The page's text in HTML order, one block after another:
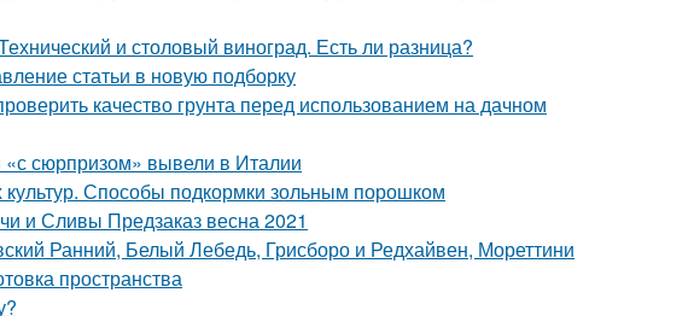
и столовый виноград. Есть ли разница?
статьи в новую подборку
качество грунта перед использованием на дачном
сюрпризом» вывели в Италии
Способы подкормки зольным порошком
и Сливы Предзаказ весна 2021
Ранний, Белый Лебедь, Грисборо и Редхайвен, Мореттини
пространства